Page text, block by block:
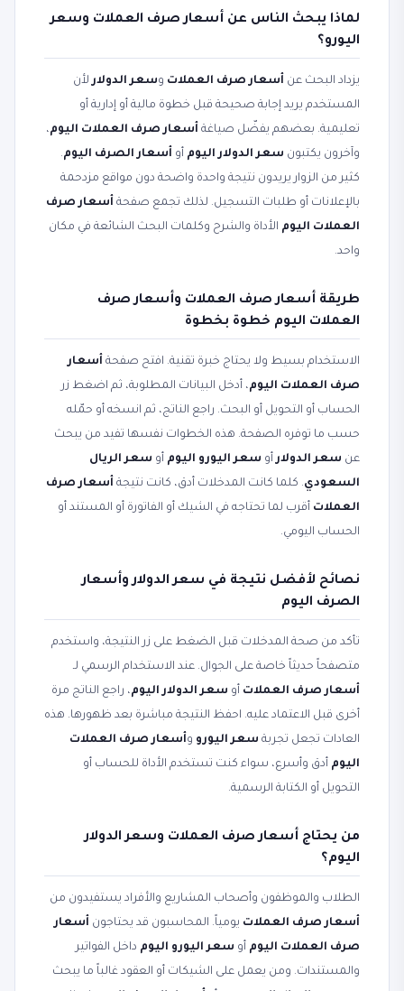
لماذا يبحث الناس عن أسعار صرف العملات وسعر
اليورو؟
يزداد البحث عن أسعار صرف العملات وسعر الدولارلأن
المستخدم يريد إجابة صحيحة قبل خطوة مالية أو إدارية أو
تعليمية. بعضهم يفضّل صياغة أسعار صرف العملات اليوم،
وآخرون يكتبون سعر الدولار اليوم أو أسعار الصرف اليوم.
كثير من الزوار يريدون نتيجة واحدة واضحة دون مواقع مزدحمة
بالإعلانات أو طلبات التسجيل. لذلك تجمع صفحة أسعار صرف
العملات اليوم الأداة والشرح وكلمات البحث الشائعة في مكان
واحد.
طريقة أسعار صرف العملات وأسعار صرف
العملات اليوم خطوة بخطوة
الاستخدام بسيط ولا يحتاج خبرة تقنية. افتح صفحة أسعار
صرف العملات اليوم، أدخل البيانات المطلوبة، ثم اضغط زر
الحساب أو التحويل أو البحث. راجع الناتج، ثم انسخه أو حمّله
حسب ما توفره الصفحة. هذه الخطوات نفسها تفيد من يبحث
عن سعر الدولارأو سعر اليورو اليوم أو سعر الريال
السعودي. كلما كانت المدخلات أدق، كانت نتيجة أسعار صرف
العملات أقرب لما تحتاجه في الشيك أو الفاتورة أو المستند أو
الحساب اليومي.
نصائح لأفضل نتيجة في سعر الدولار وأسعار
الصرف اليوم
تأكد من صحة المدخلات قبل الضغط على زر النتيجة، واستخدم
متصفحاً حديثاً خاصة على الجوال. عند الاستخدام الرسمي لـ
أسعار صرف العملات أو سعر الدولار اليوم، راجع الناتج مرة
أخرى قبل الاعتماد عليه. احفظ النتيجة مباشرة بعد ظهورها. هذه
العادات تجعل تجربة سعر اليورو وأسعار صرف العملات
اليوم أدق وأسرع، سواء كنت تستخدم الأداة للحساب أو
التحويل أو الكتابة الرسمية.
من يحتاج أسعار صرف العملات وسعر الدولار
اليوم؟
الطلاب والموظفون وأصحاب المشاريع والأفراد يستفيدون من
أسعار صرف العملات يومياً. المحاسبون قد يحتاجون أسعار
صرف العملات اليوم أو سعر اليورو اليوم داخل الفواتير
والمستندات. ومن يعمل على الشيكات أو العقود غالباً ما يبحث